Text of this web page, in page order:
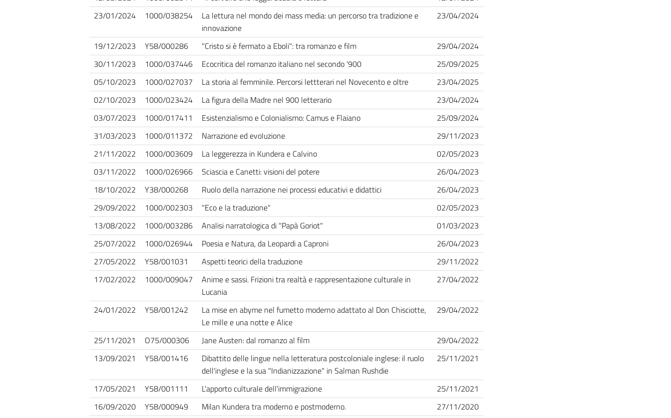
23/01/2024
1000/038254
La lettura nel mondo dei mass media: un percorso tra tradizione e
innovazione
23/04/2024
19/12/2023 Y58/000286 "Cristo si è fermato a Eboli": tra romanzo e film
29/04/2024
30/11/2023
1000/037446 Ecocritica del romanzo italiano nel secondo '900
25/09/2025
05/10/2023
1000/027037 La storia al femminile. Percorsi lettterari nel Novecento e oltre
23/04/2025
02/10/2023
1000/023424 La figura della Madre nel 900 letterario
23/04/2024
03/07/2023
1000/017411 Esistenzialismo e Colonialismo: Camus e Flaiano
25/09/2024
31/03/2023
1000/011372 Narrazione ed evoluzione
29/11/2023
21/11/2022
1000/003609 La leggerezza in Kundera e Calvino
02/05/2023
03/11/2022
1000/026966 Sciascia e Canetti: visioni del potere
26/04/2023
18/10/2022
Y38/000268 Ruolo della narrazione nei processi educativi e didattici
26/04/2023
29/09/2022
1000/002303 "Eco e la traduzione"
02/05/2023
13/08/2022
1000/003286 Analisi narratologica di "Papà Goriot"
01/03/2023
25/07/2022
1000/026944 Poesia e Natura, da Leopardi a Caproni
26/04/2023
27/05/2022
Y58/001031 Aspetti teorici della traduzione
29/11/2022
17/02/2022
1000/009047
Anime e sassi. Frizioni tra realtà e rappresentazione culturale in
Lucania
27/04/2022
24/01/2022 Y58/001242
La mise en abyme nel fumetto moderno adattato al Don Chisciotte,
Le mille e una notte e Alice
29/04/2022
25/11/2021 O75/000306 Jane Austen: dal romanzo al film
29/04/2022
13/09/2021
Y58/001416
Dibattito delle lingue nella letteratura postcoloniale inglese: il ruolo
dell'inglese e la sua "Indianizzazione" in Salman Rushdie
25/11/2021
17/05/2021 Y58/001111 L'apporto culturale dell'immigrazione
25/11/2021
16/09/2020
Y58/000949 Milan Kundera tra moderno e postmoderno.
27/11/2020